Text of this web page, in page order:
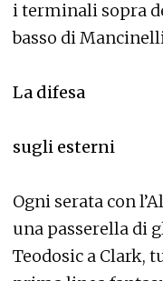
i terminali sopra
basso di
La difesa
sugli esterni
Ogni serata con
una passerella di
Teodosic a Clark,